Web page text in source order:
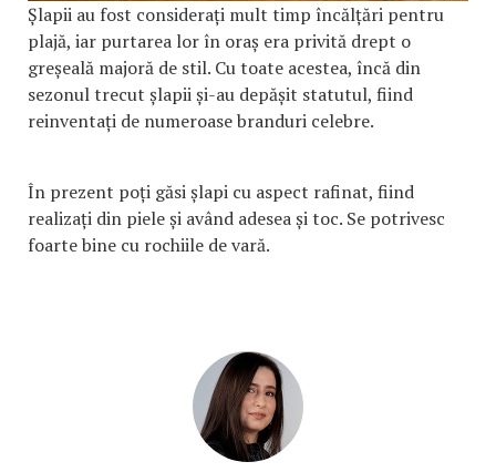
Șlapii au fost considerați mult timp încălțări pentru
plajă, iar purtarea lor în oraș era privită drept o
greșeală majoră de stil. Cu toate acestea, încă din
sezonul trecut șlapii și-au depășit statutul, fiind
reinventați de numeroase branduri celebre.
În prezent poți găsi șlapi cu aspect rafinat, fiind
realizați din piele și având adesea și toc. Se potrivesc
foarte bine cu rochiile de vară.